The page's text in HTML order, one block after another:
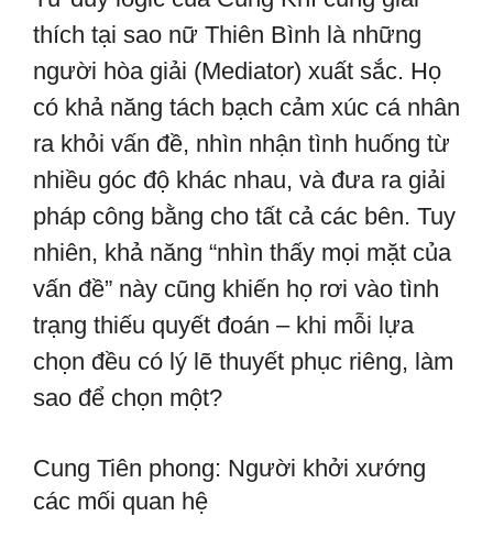
thích tại sao nữ Thiên Bình là những
người hòa giải (Mediator) xuất sắc. Họ
có khả năng tách bạch cảm xúc cá nhân
ra khỏi vấn đề, nhìn nhận tình huống từ
nhiều góc độ khác nhau, và đưa ra giải
pháp công bằng cho tất cả các bên. Tuy
nhiên, khả năng “nhìn thấy mọi mặt của
vấn đề” này cũng khiến họ rơi vào tình
trạng thiếu quyết đoán – khi mỗi lựa
chọn đều có lý lẽ thuyết phục riêng, làm
sao để chọn một?
Cung Tiên phong: Người khởi xướng
các mối quan hệ